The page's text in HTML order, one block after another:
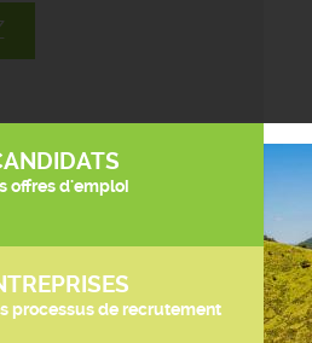
offres d'emploi
processus de recrutement